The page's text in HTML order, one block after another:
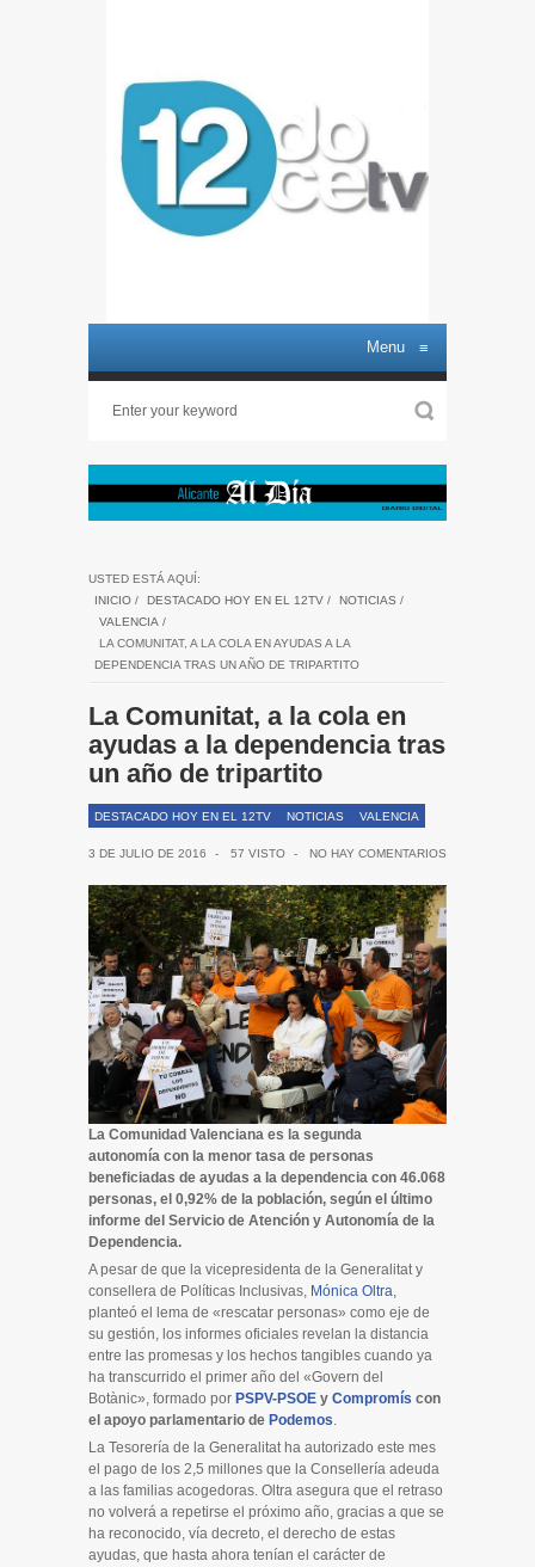
Menu ≡
USTED ESTÁ AQUÍ:
INICIO / DESTACADO HOY EN EL 12TV / NOTICIAS /
VALENCIA /
LA COMUNITAT, A LA COLA EN AYUDAS A LA
DEPENDENCIA TRAS UN AÑO DE TRIPARTITO
La Comunitat, a la cola en
ayudas a la dependencia tras
un año de tripartito
DESTACADO HOY EN EL 12TV NOTICIAS VALENCIA
3 DE JULIO DE 2016 - 57 VISTO - NO HAY COMENTARIOS
La Comunidad Valenciana es la segunda
autonomía con la menor tasa de personas
beneficiadas de ayudas a la dependencia con 46.068
personas, el 0,92% de la población, según el último
informe del Servicio de Atención y Autonomía de la
Dependencia.
A pesar de que la vicepresidenta de la Generalitat y
consellera de Políticas Inclusivas, Mónica Oltra,
planteó el lema de «rescatar personas» como eje de
su gestión, los informes oficiales revelan la distancia
entre las promesas y los hechos tangibles cuando ya
ha transcurrido el primer año del «Govern del
Botànic», formado por PSPV-PSOE y Compromís con
el apoyo parlamentario de Podemos.
La Tesorería de la Generalitat ha autorizado este mes
el pago de los 2,5 millones que la Consellería adeuda
a las familias acogedoras. Oltra asegura que el retraso
no volverá a repetirse el próximo año, gracias a que se
ha reconocido, vía decreto, el derecho de estas
ayudas, que hasta ahora tenían el carácter de